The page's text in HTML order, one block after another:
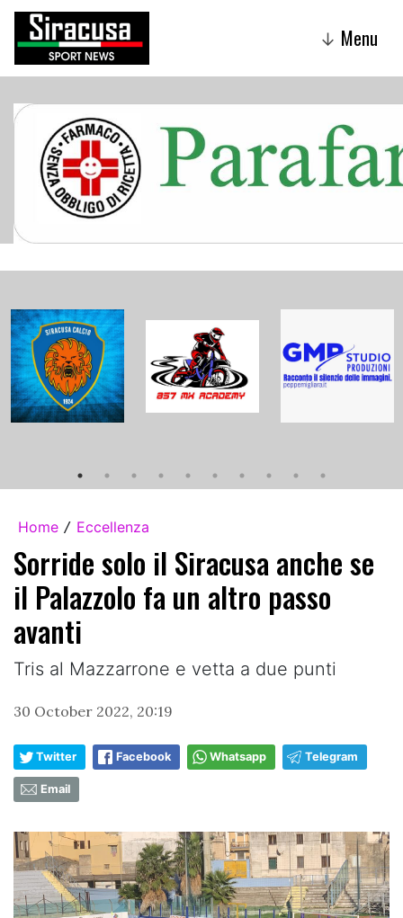
↓ Menu
Home / Eccellenza
Sorride solo il Siracusa anche se
il Palazzolo fa un altro passo
avanti
Tris al Mazzarrone e vetta a due punti
30 October 2022, 20:19
Twitter Facebook Whatsapp Telegram
Email